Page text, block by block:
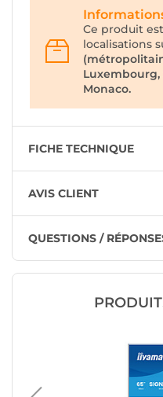
Ce produit
localisations
Luxembourg,
Monaco.
FICHE TECHNIQUE
AVIS CLIENT
QUESTIONS /